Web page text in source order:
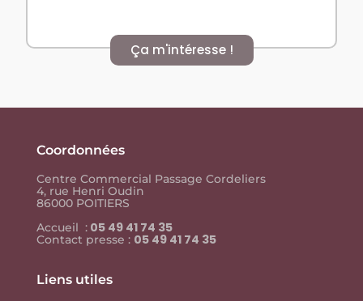
Ça m'intéresse !
Coordonnées
Centre Commercial Passage Cordeliers
4, rue Henri Oudin
86000 POITIERS
Accueil : 05 49 41 74 35
Contact presse : 05 49 41 74 35
Liens utiles